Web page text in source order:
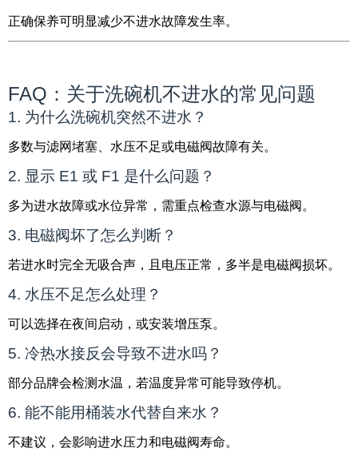
正确保养可明显减少不进水故障发生率。
FAQ：关于洗碗机不进水的常见问题
1. 为什么洗碗机突然不进水？
多数与滤网堵塞、水压不足或电磁阀故障有关。
2. 显示 E1 或 F1 是什么问题？
多为进水故障或水位异常，需重点检查水源与电磁阀。
3. 电磁阀坏了怎么判断？
若进水时完全无吸合声，且电压正常，多半是电磁阀损坏。
4. 水压不足怎么处理？
可以选择在夜间启动，或安装增压泵。
5. 冷热水接反会导致不进水吗？
部分品牌会检测水温，若温度异常可能导致停机。
6. 能不能用桶装水代替自来水？
不建议，会影响进水压力和电磁阀寿命。